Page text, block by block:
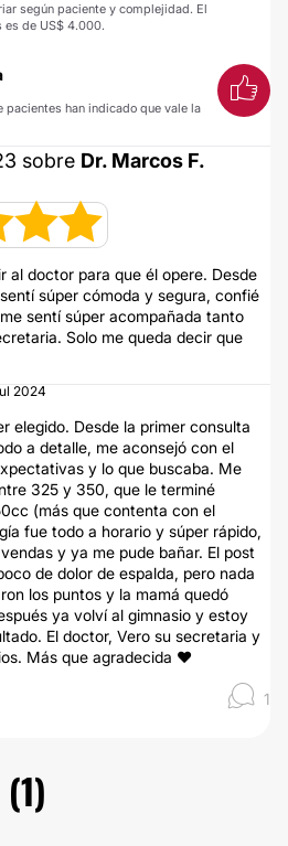
según paciente y complejidad. El
es de US$ 4.000.
pacientes han indicado que vale la
sobre Dr. Marcos F.
al doctor para que él opere. Desde
súper cómoda y segura, confié
sentí súper acompañada tanto
Solo me queda decir que
2024
elegido. Desde la primer consulta
a detalle, me aconsejó con el
y lo que buscaba. Me
325 y 350, que le terminé
(más que contenta con el
fue todo a horario y súper rápido,
y ya me pude bañar. El post
de dolor de espalda, pero nada
los puntos y la mamá quedó
ya volví al gimnasio y estoy
El doctor, Vero su secretaria y
Más que agradecida ♥️
1
(1)